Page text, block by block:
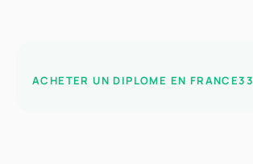
ACHETER UN DIPLOME EN FRANCE33